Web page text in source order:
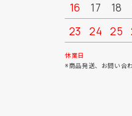
16
17 18
23
24 25
30
休業日
※商品発送、お問い合